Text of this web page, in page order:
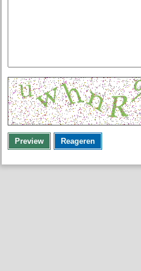
Preview Reageren